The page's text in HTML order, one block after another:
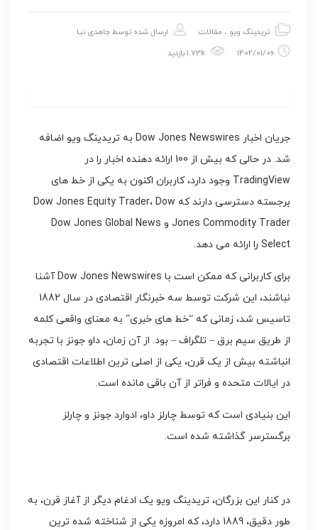
تریدینگ ویو ، مقالات ارسال شده توسطجاهدی نیا
1402/01/06
جریان اخبار Dow Jones Newswires به تریدینگ ویو اضافه
شد. در حالی که بیش از 100 ارائه دهنده اخبار را در
TradingView وجود دارد، کاربران اکنون به یکی از خط های
برجسته دسترسی دارند که Dow Jones Equity Trader، Dow
Jones Commodity Trader و Dow Jones Global News
Select را ارائه می دهد.
برای کاربرانی که ممکن است با Dow Jones Newswires آشنا
نباشند، این شرکت توسط سه خبرنگار اقتصادی در سال 1882
تاسیس شد، زمانی که “خط های خبری” به معنای واقعی کلمه
از طریق سیم برق – تلگراف – بود. از آن زمان، داو جونز با تجربه
انباشته بیش از یک قرن، یکی از اصلی ترین اطلاعات اقتصادی
در ایالات متحده و فراتر از آن باقی مانده است.
این بنیادی است که توسط چارلز داو، ادوارد جونز و چارلز
برگسترسر گذاشته شده است.
در کنار این بزرگان، تریدینگ ویو یک ادغام دیگر از آغاز قرن، به
طور دقیق، 1889 دارد، که امروزه یکی از شناخته شده ترین